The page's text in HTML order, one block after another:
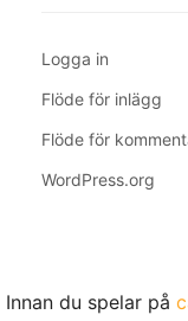
Logga in
Flöde för inlägg
Flöde för
WordPress.org
Innan du spelar på